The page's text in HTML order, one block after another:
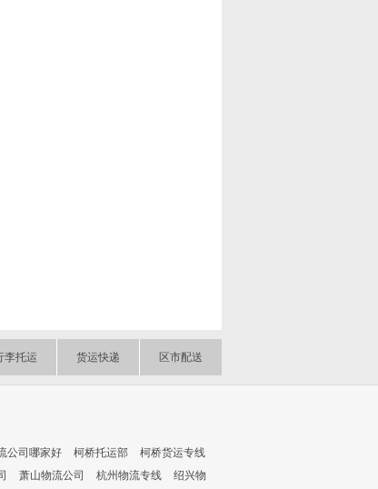
李托运 货运快递 区市配送
公司哪家好 柯桥托运部
柯桥货运专线
萧山物流公司 杭州物流专线 绍兴物